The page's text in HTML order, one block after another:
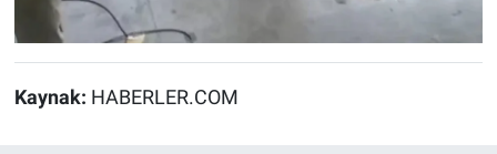
Kaynak: HABERLER.COM